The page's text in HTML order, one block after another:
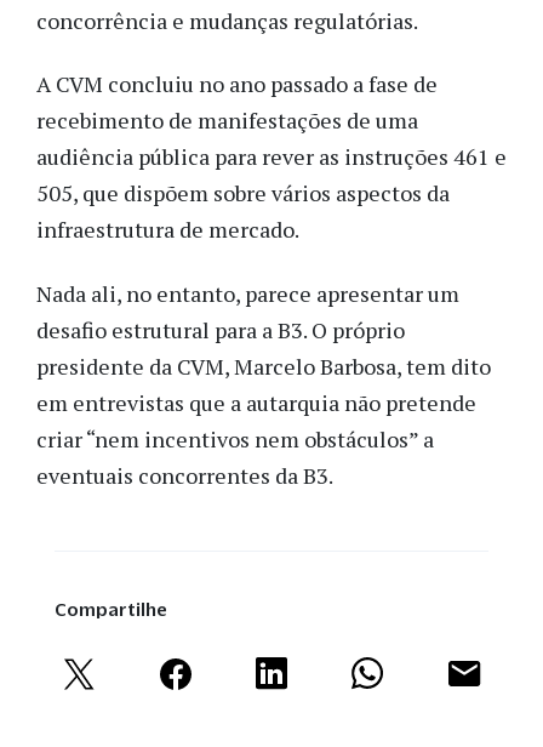
concorrência e mudanças regulatórias.
A CVM concluiu no ano passado a fase de
recebimento de manifestações de uma
audiência pública para rever as instruções 461 e
505, que dispõem sobre vários aspectos da
infraestrutura de mercado.
Nada ali, no entanto, parece apresentar um
desafio estrutural para a B3. O próprio
presidente da CVM, Marcelo Barbosa, tem dito
em entrevistas que a autarquia não pretende
criar “nem incentivos nem obstáculos” a
eventuais concorrentes da B3.
Compartilhe